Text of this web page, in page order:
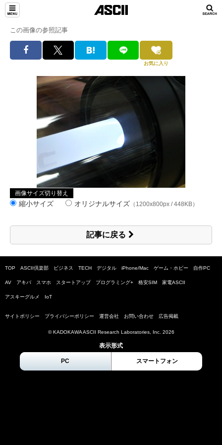
この画像の参照記事
お気に入り
画像サイズ切り替え
縮小サイズ オリジナルサイズ （1200x800px / 448KB）
記事に戻る
TOP ASCII倶楽部 ビジネス TECH デジタル iPhone/Mac ゲーム・ホビー 自作PC
AV アキバ スマホ スタートアップ プログラミング+ 格安SIM 家電ASCII
アスキーグルメ IoT
サイトポリシー プライバシーポリシー 運営会社 お問い合わせ 広告掲載
© KADOKAWA ASCII Research Laboratories, Inc. 2026
表示形式
PC スマートフォン